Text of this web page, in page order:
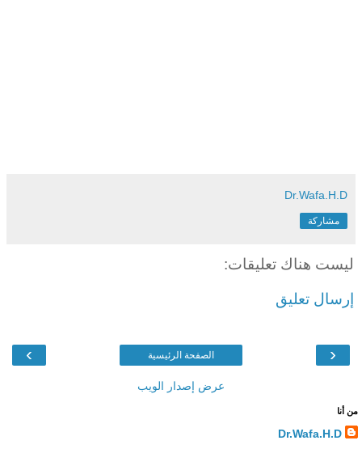
Dr.Wafa.H.D
مشاركة
ليست هناك تعليقات:
إرسال تعليق
‹
› الصفحة الرئيسية
عرض إصدار الويب
من أنا
Dr.Wafa.H.D